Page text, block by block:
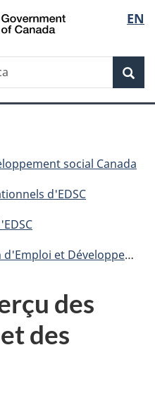
Passer
au
principal
Passer
à
Au
du
Passer
à
version
simplifiée
de
la
EN
social Canada
d'EDSC
Canada à l'intention des ministres – 2019
des
des